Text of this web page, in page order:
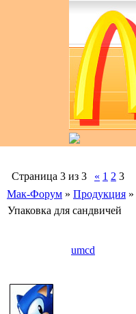
Страница 3 из 3 « 1 2 3
Мак-Форум » Продукция »
Упаковка для сандвичей
umcd